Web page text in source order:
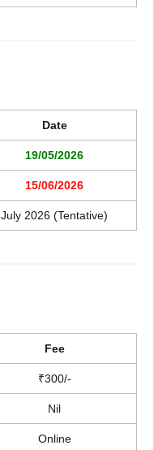
Date
19/05/2026
15/06/2026
July 2026 (Tentative)
Fee
₹300/-
Nil
Online